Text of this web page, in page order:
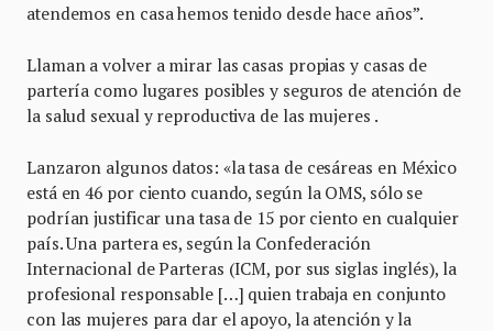
atendemos en casa hemos tenido desde hace años”.
Llaman a volver a mirar las casas propias y casas de
partería como lugares posibles y seguros de atención de
la salud sexual y reproductiva de las mujeres .
Lanzaron algunos datos: «la tasa de cesáreas en México
está en 46 por ciento cuando, según la OMS, sólo se
podrían justificar una tasa de 15 por ciento en cualquier
país. Una partera es, según la Confederación
Internacional de Parteras (ICM, por sus siglas inglés), la
profesional responsable […] quien trabaja en conjunto
con las mujeres para dar el apoyo, la atención y la